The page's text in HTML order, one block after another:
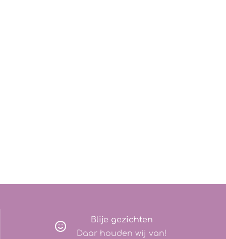
Blije gezichten
Daar houden wij van!